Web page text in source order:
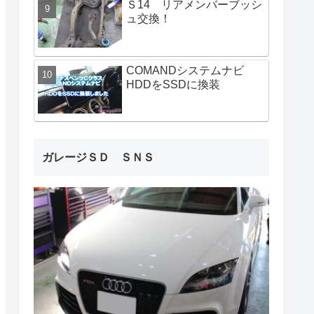
Ｓ14 リアメンバーブッシ
ュ交換！
COMANDシステムナビ
HDDをSSDに換装
ガレージＳＤ ＳＮＳ